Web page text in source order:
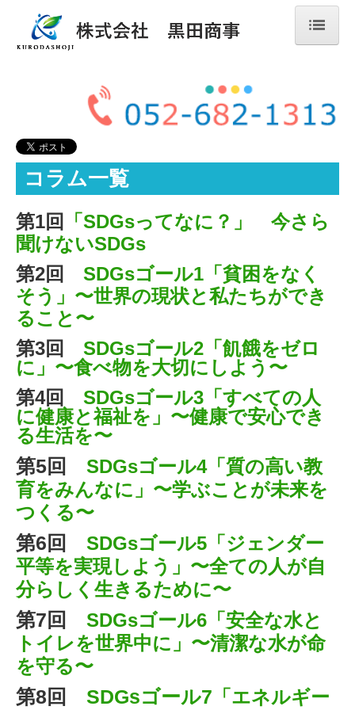
化学品事業
建設事業
取扱メーカー
SDGsの取り組み
アクセス
English
お問合せ
コラム一覧
【重要】
コラム一覧
第1回
「SDGsってなに？」 今さら
聞けないSDGs
第2回 SDGsゴール1「貧困をなく
そう」〜世界の現状と私たちができ
ること〜
第3回 SDGsゴール2「飢餓をゼロ
に」〜食べ物を大切にしよう〜
第4回 SDGsゴール3「すべての人
に健康と福祉を」〜健康で安心でき
る生活を〜
第5回 SDGsゴール4「質の高い教
育をみんなに」〜学ぶことが未来を
つくる〜
第6回 SDGsゴール5「ジェンダー
平等を実現しよう」〜全ての人が自
分らしく生きるために〜
第7回 SDGsゴール6「安全な水と
トイレを世界中に」〜清潔な水が命
を守る〜
第8回 SDGsゴール7 「エネルギー